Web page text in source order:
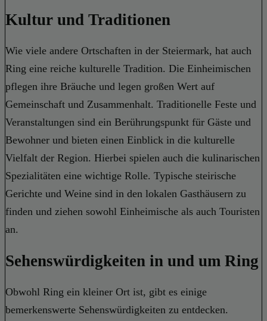
Kultur und Traditionen
Wie viele andere Ortschaften in der Steiermark, hat auch
Ring eine reiche kulturelle Tradition. Die Einheimischen
pflegen ihre Bräuche und legen großen Wert auf
Gemeinschaft und Zusammenhalt. Traditionelle Feste und
Veranstaltungen sind ein Berührungspunkt für Gäste und
Bewohner und bieten einen Einblick in die kulturelle
Vielfalt der Region. Hierbei spielen auch die kulinarischen
Spezialitäten eine wichtige Rolle. Typische steirische
Gerichte und Weine sind in den lokalen Gasthäusern zu
finden und ziehen sowohl Einheimische als auch Touristen
an.
Sehenswürdigkeiten in und um Ring
Obwohl Ring ein kleiner Ort ist, gibt es einige
bemerkenswerte Sehenswürdigkeiten zu entdecken.